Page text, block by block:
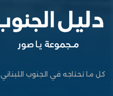
كل ما تحتاجه في الجنوب